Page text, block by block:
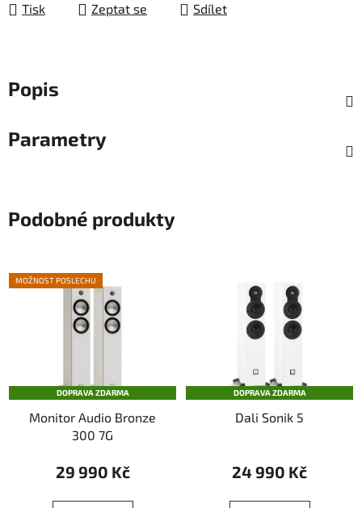
Tisk Zeptat se Sdílet
Popis
Parametry
Podobné produkty
MOŽNOST POSLECHU
DOPRAVA ZDARMA
Monitor Audio Bronze
300 7G
29 990 Kč
DOPRAVA ZDARMA
Dali Sonik 5
24 990 Kč